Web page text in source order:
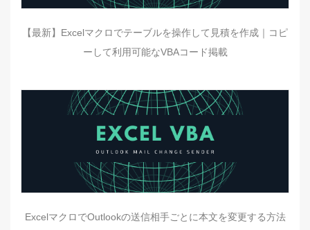
【最新】Excelマクロでテーブルを操作して見積を作成｜コピ
ーして利用可能なVBAコード掲載
ExcelマクロでOutlookの送信相手ごとに本文を変更する方法